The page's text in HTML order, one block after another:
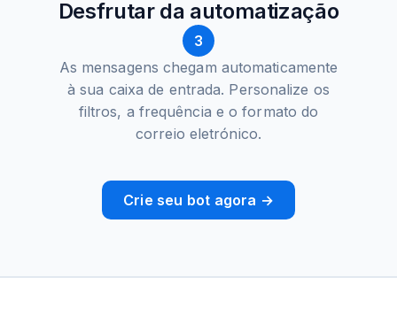
Desfrutar da automatização
3
As mensagens chegam automaticamente
à sua caixa de entrada. Personalize os
filtros, a frequência e o formato do
correio eletrónico.
Crie seu bot agora →